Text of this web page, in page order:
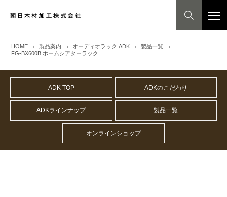
HOME 製品案内 オーディオラック ADK
製品一覧
FG-BX600B ホームシアターラック
ADK TOP ADKのこだわり
ADKラインナップ 製品一覧
オンラインショップ